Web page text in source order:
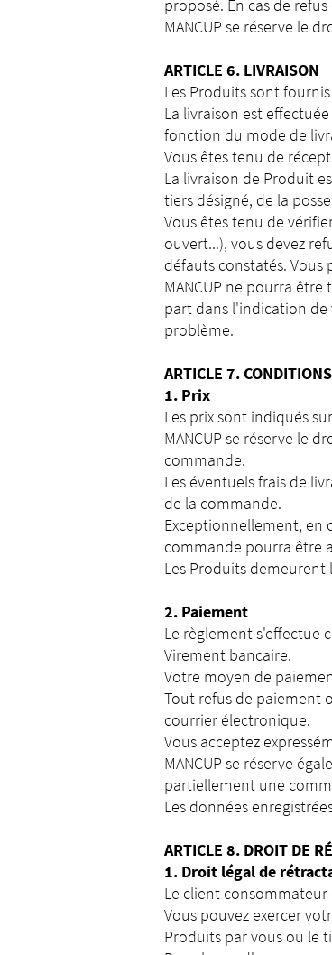
proposé. En cas de
MANCUP se réserve le
ARTICLE 6. LIVRAISON
Les Produits sont
La livraison est
fonction du mode de
Vous êtes tenu de
La livraison de Produit
tiers désigné, de la
Vous êtes tenu de
ouvert...), vous devez
défauts constatés. Vous
MANCUP ne pourra
part dans l'indication de
problème.
ARTICLE 7.
1. Prix
Les prix sont indiqués
MANCUP se réserve le
commande.
Les éventuels frais de
de la commande.
Exceptionnellement, en
commande pourra être
Les Produits
2. Paiement
Le règlement s'effectue
Virement bancaire.
Votre moyen de
Tout refus de paiement
courrier électronique.
Vous acceptez
MANCUP se réserve
partiellement une
Les données
ARTICLE 8. DROIT DE
1. Droit légal de
Le client
Vous pouvez exercer
Produits par vous ou le